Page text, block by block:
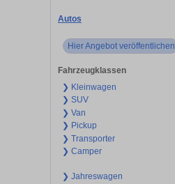
Autos
Hier Angebot veröffentlichen
Fahrzeugklassen
❯ Kleinwagen
❯ SUV
❯ Van
❯ Pickup
❯ Transporter
❯ Camper
❯ Jahreswagen